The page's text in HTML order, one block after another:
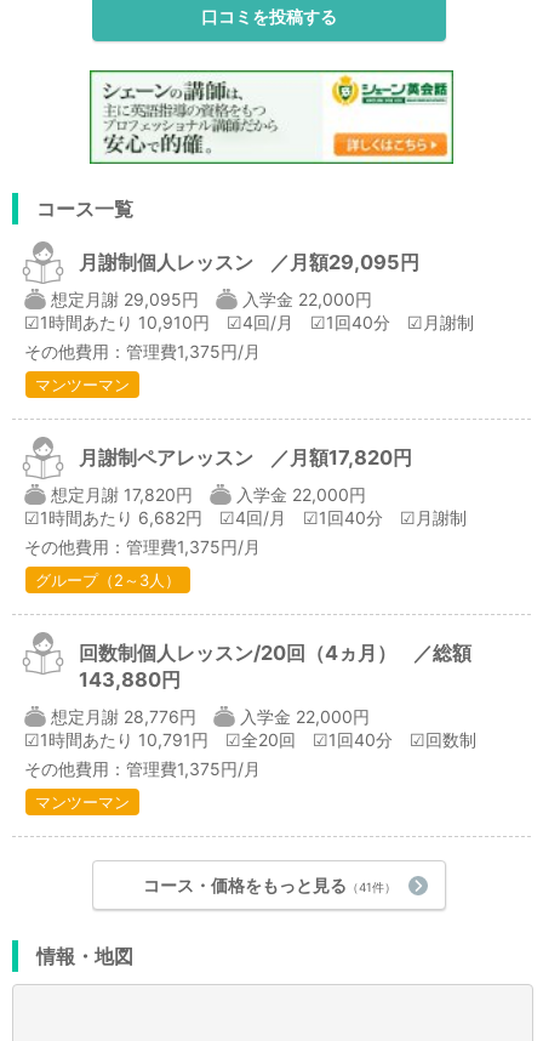
口コミを投稿する
コース一覧
月謝制個人レッスン ／月額29,095円
想定月謝 29,095円
入学金 22,000円
☑1時間あたり 10,910円
☑4回/月 ☑1回40分
☑月謝制
その他費用：管理費1,375円/月
マンツーマン
月謝制ペアレッスン ／月額17,820円
想定月謝 17,820円
入学金 22,000円
☑1時間あたり 6,682円
☑4回/月 ☑1回40分
☑月謝制
その他費用：管理費1,375円/月
グループ（2～3人）
回数制個人レッスン/20回（4ヵ月）
／総額
143,880円
想定月謝 28,776円
入学金 22,000円
☑1時間あたり 10,791円
☑全20回 ☑1回40分
☑回数制
その他費用：管理費1,375円/月
マンツーマン
コース・価格をもっと見る （41件）
情報・地図